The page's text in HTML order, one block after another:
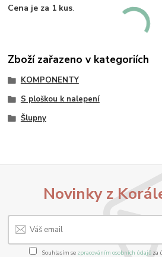
Cena je za 1 kus.
Zboží zařazeno v kategoriích
KOMPONENTY
S ploškou k nalepení
Šlupny
Novinky z
Souhlasím se zpracováním osobních údajůza